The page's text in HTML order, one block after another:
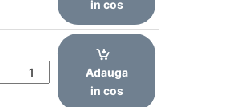
in cos
Adauga
in cos